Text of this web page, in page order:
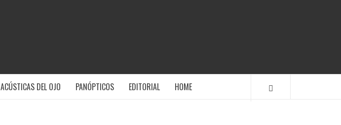
ACÚSTICAS DEL OJO PANÓPTICOS EDITORIAL HOME